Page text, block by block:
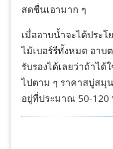
สดชื่นเอามาก ๆ
เมื่ออาบน้ำจะได้ประ
ไม้เบอร์รีทั้งหมด อา
รับรองได้เลยว่าถ้าได้
ไปตาม ๆ ราคาสบู่สมุ
อยู่ที่ประมาณ 50-120